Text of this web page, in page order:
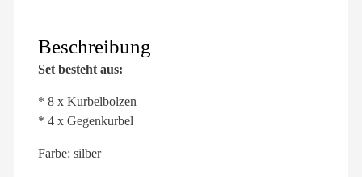
Beschreibung
Set besteht aus:
* 8 x Kurbelbolzen
* 4 x Gegenkurbel
Farbe: silber